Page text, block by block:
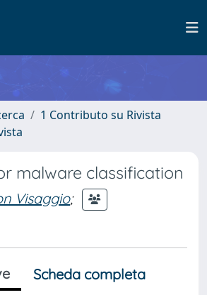
1 Contributo su Rivista
malware classification
Visaggio;
Scheda completa